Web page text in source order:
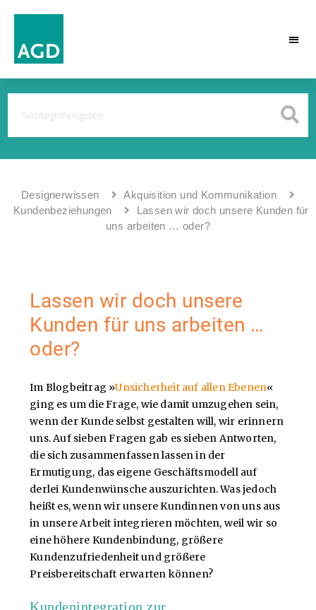
Designerwissen
Akquisition und Kommunikation
Kundenbeziehungen
Lassen wir doch unsere Kunden für
uns arbeiten … oder?
Lassen wir doch unsere
Kunden für uns arbeiten …
oder?
Im Blogbeitrag »Unsicherheit auf allen Ebenen«
ging es um die Frage, wie damit umzugehen sein,
wenn der Kunde selbst gestalten will, wir erinnern
uns. Auf sieben Fragen gab es sieben Antworten,
die sich zusammenfassen lassen in der
Ermutigung, das eigene Geschäftsmodell auf
derlei Kundenwünsche auszurichten. Was jedoch
heißt es, wenn wir unsere Kundinnen von uns aus
in unsere Arbeit integrieren möchten, weil wir so
eine höhere Kundenbindung, größere
Kundenzufriedenheit und größere
Preisbereitschaft erwarten können?
Kundenintegration zur